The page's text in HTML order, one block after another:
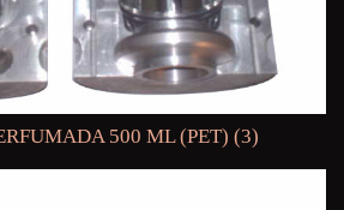
500 ML (PET) (3)